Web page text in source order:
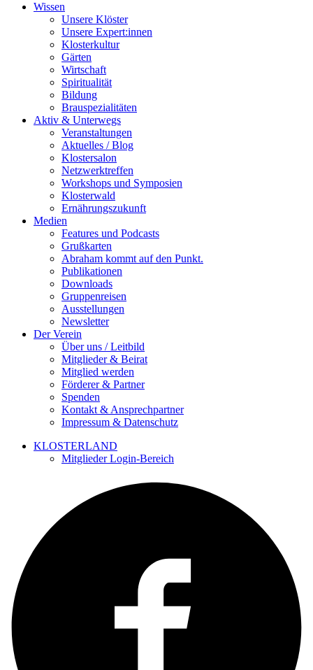
Wissen
Unsere Klöster
Unsere Expert:innen
Klosterkultur
Gärten
Wirtschaft
Spiritualität
Bildung
Brauspezialitäten
Aktiv & Unterwegs
Veranstaltungen
Aktuelles / Blog
Klostersalon
Netzwerktreffen
Workshops und Symposien
Klosterwald
Ernährungszukunft
Medien
Features und Podcasts
Grußkarten
Abraham kommt auf den Punkt.
Publikationen
Downloads
Gruppenreisen
Ausstellungen
Newsletter
Der Verein
Über uns / Leitbild
Mitglieder & Beirat
Mitglied werden
Förderer & Partner
Spenden
Kontakt & Ansprechpartner
Impressum & Datenschutz
KLOSTERLAND
Mitglieder Login-Bereich